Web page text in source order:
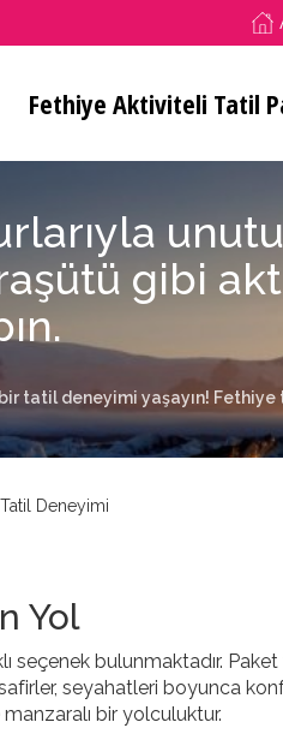
Fethiye Aktiviteli Tatil
gibi
tatil deneyimi yaşayın!
Deneyimi
Yol
seçenek bulunmaktadır.
seyahatleri boyunca
bir yolculuktur.